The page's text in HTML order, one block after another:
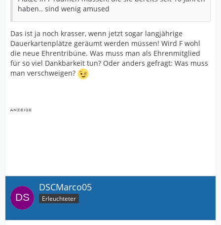
haben.. sind wenig amused
Das ist ja noch krasser, wenn jetzt sogar langjährige
Dauerkartenplätze geräumt werden müssen! Wird F wohl
die neue Ehrentribüne. Was muss man als Ehrenmitglied
für so viel Dankbarkeit tun? Oder anders gefragt: Was muss
man verschweigen?
DSCMarco05
Erleuchteter